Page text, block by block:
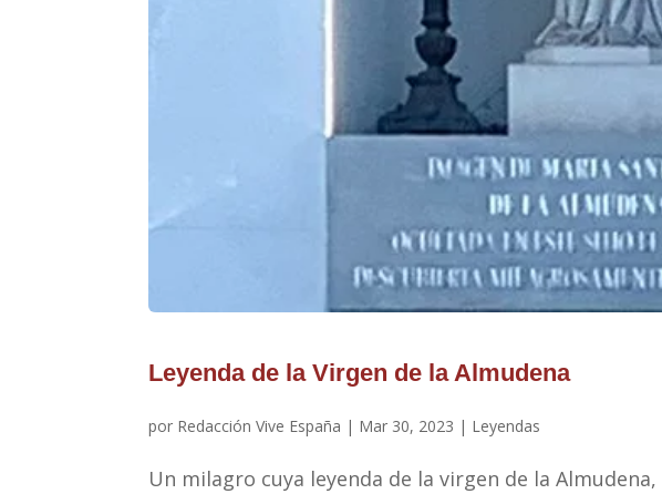
Leyenda de la Virgen de la Almudena
por Redacción Vive España | Mar 30, 2023 | Leyendas
Un milagro cuya leyenda de la virgen de la